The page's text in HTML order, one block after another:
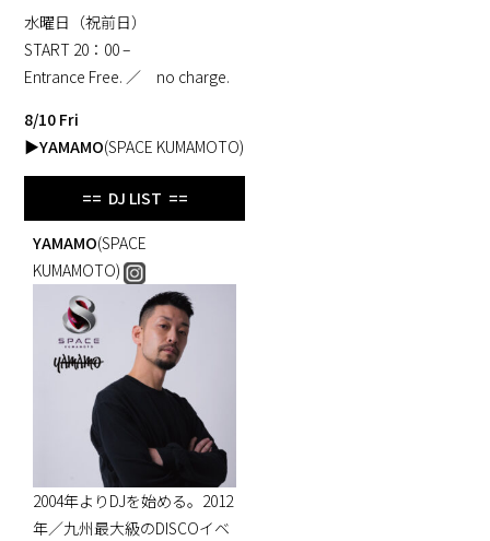
水曜日（祝前日）
START 20：00 –
Entrance Free. ／ no charge.
8/10 Fri
▶YAMAMO(SPACE KUMAMOTO)
== DJ LIST ==
YAMAMO(SPACE
KUMAMOTO)
2004年よりDJを始める。2012
年／九州最大級のDISCOイベ